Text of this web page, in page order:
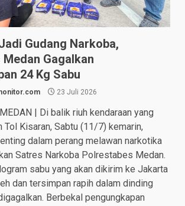
Gudang Narkoba,
Gagalkan
24 Kg Sabu
23 Juli 2026
| Di balik riuh kendaraan yang
Tol Kisaran, Sabtu (11/7) kemarin,
dalam perang melawan narkotika
Satres Narkoba Polrestabes Medan.
sabu yang akan dikirim ke Jakarta
dan tersimpan rapih dalam dinding
Berbekal pengungkapan